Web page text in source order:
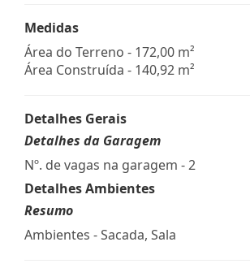
Medidas
Área do Terreno - 172,00 m²
Área Construída - 140,92 m²
Detalhes Gerais
Detalhes da Garagem
Nº. de vagas na garagem - 2
Detalhes Ambientes
Resumo
Ambientes - Sacada, Sala